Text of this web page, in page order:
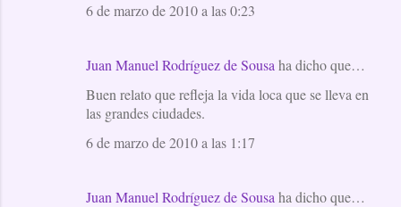
6 de marzo de 2010 a las 0:23
Juan Manuel Rodríguez de Sousa ha dicho que…
Buen relato que refleja la vida loca que se lleva en
las grandes ciudades.
6 de marzo de 2010 a las 1:17
Juan Manuel Rodríguez de Sousa ha dicho que…